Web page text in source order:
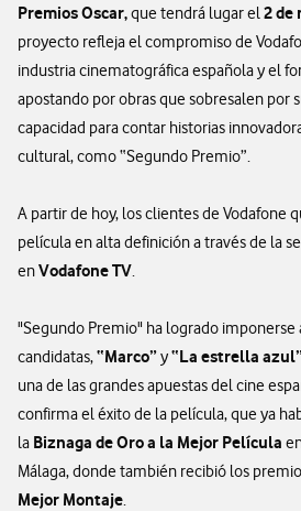
Premios Oscar,que tendrá lugar el2 de
proyecto refleja el compromiso de
industria cinematográfica española y el
apostando por obras que sobresalen por
capacidad para contar historias
cultural, como “Segundo Premio”.
A partir de hoy, los clientes de Vodafone
película en alta definición a través de la
enVodafone TV.
"Segundo Premio" ha logrado imponerse
candidatas,“Marco”y“La estrella
una de las grandes apuestas del cine
confirma el éxito de la película, que ya
la Biznaga de Oro a la Mejor Película
Málaga, donde también recibió los
Mejor Montaje.